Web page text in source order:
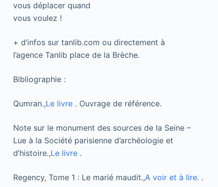
vous déplacer quand
vous voulez !
+ d’infos sur tanlib.com ou directement à
l’agence Tanlib place de la Brèche.
Bibliographie :
Qumran.,Le livre . Ouvrage de référence.
Note sur le monument des sources de la Seine –
Lue à la Société parisienne d’archéologie et
d’histoire.,Le livre .
Regency, Tome 1 : Le marié maudit.,A voir et à lire. .